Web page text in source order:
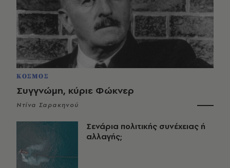
ΚΟΣΜΟΣ
Συγγνώμη, κύριε Φώκνερ
Ντίνα Σαρακηνού
Σενάρια πολιτικής συνέχειας ή
αλλαγής;